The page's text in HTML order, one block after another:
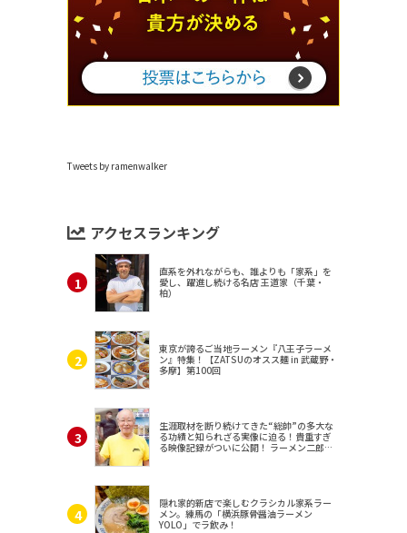
Tweets by ramenwalker
アクセスランキング
直系を外れながらも、誰よりも「家系」を
愛し、躍進し続ける名店 王道家（千葉・
柏）
東京が誇るご当地ラーメン『八王子ラーメ
ン』特集！【ZATSUのオスス麺 in 武蔵野・
多摩】第100回
生涯取材を断り続けてきた“総帥”の多大な
る功績と知られざる実像に迫る！貴重すぎ
る映像記録がついに公開！ ラーメン二郎
隠れ家的新店で楽しむクラシカル家系ラー
メン。練馬の「横浜豚骨醤油ラーメン
YOLO」でラ飲み！